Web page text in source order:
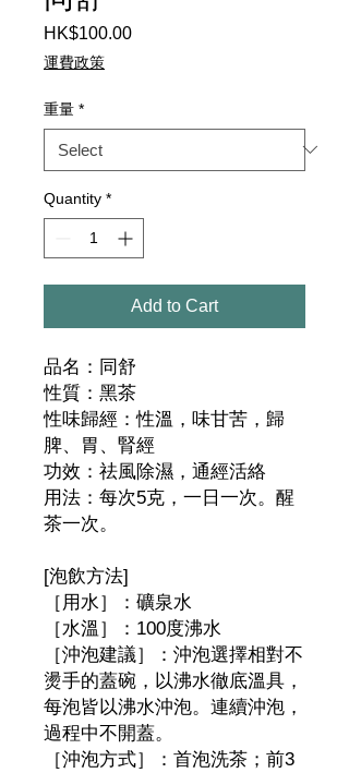
HK$100.00Price
運費政策
重量 *
Quantity *
Add to Cart
品名：同舒
性質：黑茶
性味歸經：性溫，味甘苦，歸
脾、胃、腎經
功效：祛風除濕，通經活絡
用法：每次5克，一日一次。醒
茶一次。
[泡飲方法]
［用水］：礦泉水
［水溫］：100度沸水
［沖泡建議］：沖泡選擇相對不
燙手的蓋碗，以沸水徹底溫具，
每泡皆以沸水沖泡。連續沖泡，
過程中不開蓋。
［沖泡方式］：首泡洗茶；前3